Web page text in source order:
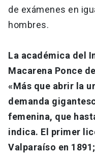
de exámenes en
hombres.
La académica del
Macarena Ponce
«Más que abrir la
demanda
femenina, que
indica. El primer
Valparaíso en